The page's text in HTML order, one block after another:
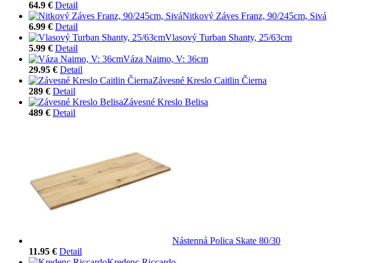
64.9 € Detail
Nitkový Záves Franz, 90/245cm, Sivá
6.99 € Detail
Vlasový Turban Shanty, 25/63cm
5.99 € Detail
Váza Naimo, V: 36cm
29.95 € Detail
Závesné Kreslo Caitlin Čierna
289 € Detail
Závesné Kreslo Belisa
489 € Detail
Nástenná Polica Skate 80/30
11.95 € Detail